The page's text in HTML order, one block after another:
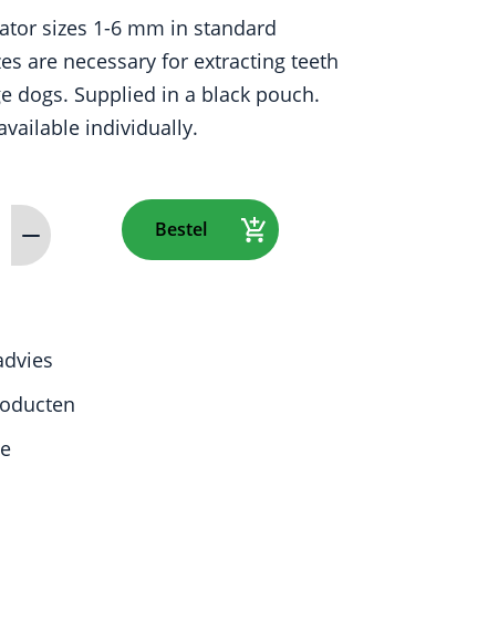
sizes 1-6 mm in standard
are necessary for extracting teeth
dogs. Supplied in a black pouch.
individually.
Bestel